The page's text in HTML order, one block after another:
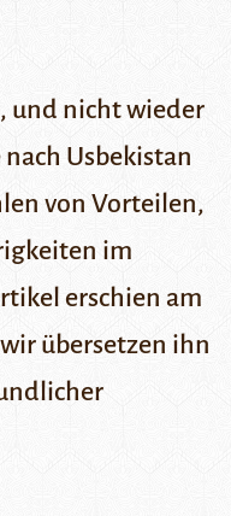
und nicht wieder
Usbekistan
von Vorteilen,
im
erschien am
übersetzen ihn